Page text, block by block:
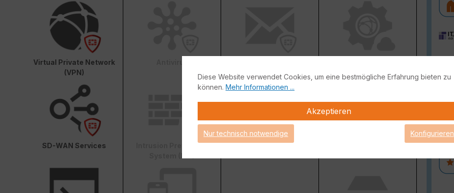
Virtual Private Network
(VPN)
DLP
SD-WAN Services
Intrusion Prevention
Web & Video Filter
AI-based Inline Malware
Diese Website verwendet Cookies, um eine bestmögliche Erfahrung bieten zu
können. Mehr Informationen ...
Akzeptieren
Nur technisch notwendige Konfigurieren